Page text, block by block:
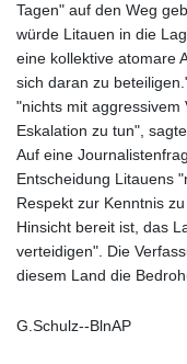
Tagen" auf den Weg
würde Litauen in die
eine kollektive atomare
sich daran zu
"nichts mit
Eskalation zu tun",
Auf eine
Entscheidung Litauens
Respekt zur Kenntnis
Hinsicht bereit ist, das
verteidigen". Die
diesem Land die
G.Schulz--BlnAP